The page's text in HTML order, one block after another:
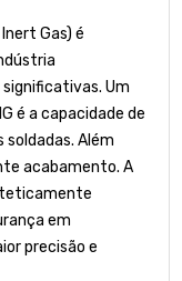
Gas) é
Um
é a capacidade de
Além
acabamento. A
em
precisão e